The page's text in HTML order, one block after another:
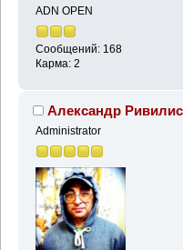
ADN OPEN
Сообщений: 168
Карма: 2
Александр Ривилис
Administrator